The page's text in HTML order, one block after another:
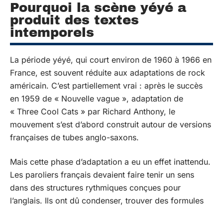
Pourquoi la scène yéyé a
produit des textes
intemporels
La période yéyé, qui court environ de 1960 à 1966 en
France, est souvent réduite aux adaptations de rock
américain. C’est partiellement vrai : après le succès
en 1959 de « Nouvelle vague », adaptation de
« Three Cool Cats » par Richard Anthony, le
mouvement s’est d’abord construit autour de versions
françaises de tubes anglo-saxons.
Mais cette phase d’adaptation a eu un effet inattendu.
Les paroliers français devaient faire tenir un sens
dans des structures rythmiques conçues pour
l’anglais. Ils ont dû condenser, trouver des formules